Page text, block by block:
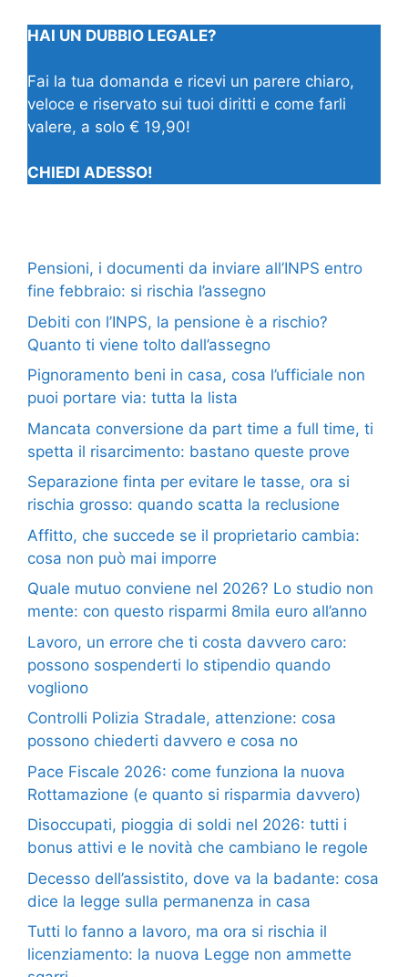
HAI UN DUBBIO LEGALE?
Fai la tua domanda e ricevi un parere chiaro,
veloce e riservato sui tuoi diritti e come farli
valere, a solo € 19,90!
CHIEDI ADESSO!
Pensioni, i documenti da inviare all’INPS entro
fine febbraio: si rischia l’assegno
Debiti con l’INPS, la pensione è a rischio?
Quanto ti viene tolto dall’assegno
Pignoramento beni in casa, cosa l’ufficiale non
puoi portare via: tutta la lista
Mancata conversione da part time a full time, ti
spetta il risarcimento: bastano queste prove
Separazione finta per evitare le tasse, ora si
rischia grosso: quando scatta la reclusione
Affitto, che succede se il proprietario cambia:
cosa non può mai imporre
Quale mutuo conviene nel 2026? Lo studio non
mente: con questo risparmi 8mila euro all’anno
Lavoro, un errore che ti costa davvero caro:
possono sospenderti lo stipendio quando
vogliono
Controlli Polizia Stradale, attenzione: cosa
possono chiederti davvero e cosa no
Pace Fiscale 2026: come funziona la nuova
Rottamazione (e quanto si risparmia davvero)
Disoccupati, pioggia di soldi nel 2026: tutti i
bonus attivi e le novità che cambiano le regole
Decesso dell’assistito, dove va la badante: cosa
dice la legge sulla permanenza in casa
Tutti lo fanno a lavoro, ma ora si rischia il
licenziamento: la nuova Legge non ammette